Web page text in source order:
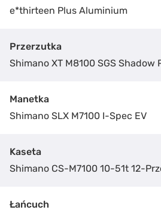
e*thirteen Plus Aluminium
Przerzutka
Shimano XT M8100 SGS Shadow
Manetka
Shimano SLX M7100 I-Spec EV
Kaseta
Shimano CS-M7100 10-51t 12-
Łańcuch